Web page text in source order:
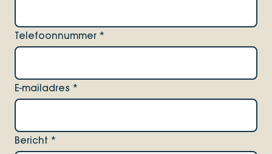
Telefoonnummer *
E-mailadres *
Bericht *